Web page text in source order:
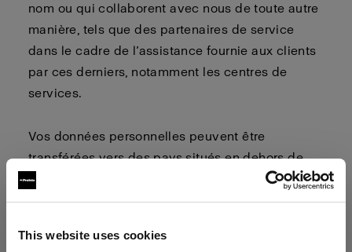
This website uses cookies
nom ou qui collaborent avec nous de toute autre
manière, tels que des partenaires de service
dans le cadre de l’assistance fournie aux clients
par ces derniers, notamment les centres de
services.
Vos données personnelles peuvent être
transférées vers des pays situés en dehors de
l’UE / EEE (notamment les États-Unis, le Canada
et le Japon), où le niveau de protection des
de l’UE / EEE. Lors du transfert de données